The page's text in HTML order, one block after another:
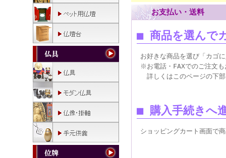
お支払い・送料
■ 商品を選んで
お好きな商品を選び「カゴ
※お電話・FAXでのご注文
詳しくはこのページの下
■ 購入手続きへ
ショッピングカート画面で